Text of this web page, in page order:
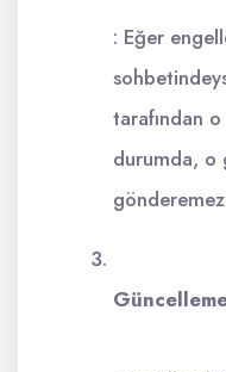
: Eğer
tarafından
durumda, o
gönderemez